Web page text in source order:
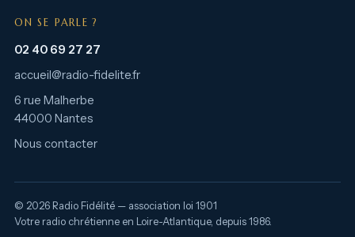
ON SE PARLE ?
02 40 69 27 27
accueil@radio-fidelite.fr
6 rue Malherbe
44000 Nantes
Nous contacter
© 2026 Radio Fidélité — association loi 1901
Votre radio chrétienne en Loire-Atlantique, depuis 1986.